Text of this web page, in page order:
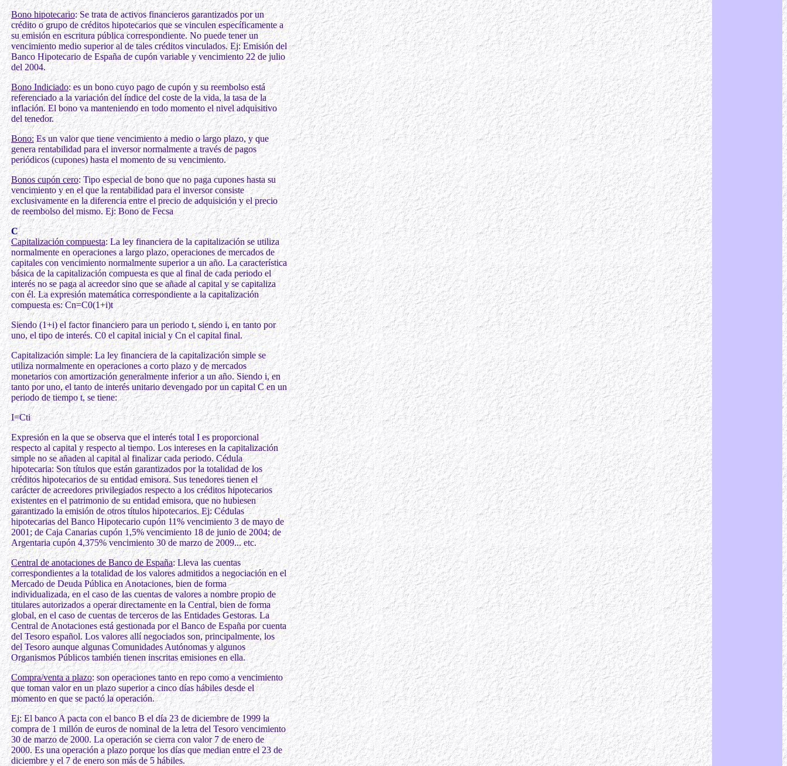
Bono hipotecario: Se trata de activos financieros garantizados por un
crédito o grupo de créditos hipotecarios que se vinculen específicamente a
su emisión en escritura pública correspondiente. No puede tener un
vencimiento medio superior al de tales créditos vinculados. Ej: Emisión del
Banco Hipotecario de España de cupón variable y vencimiento 22 de julio
del 2004.
Bono Indiciado: es un bono cuyo pago de cupón y su reembolso está
referenciado a la variación del índice del coste de la vida, la tasa de la
inflación. El bono va manteniendo en todo momento el nivel adquisitivo
del tenedor.
Bono:Es un valor que tiene vencimiento a medio o largo plazo, y que
genera rentabilidad para el inversor normalmente a través de pagos
periódicos (cupones) hasta el momento de su vencimiento.
Bonos cupón cero: Tipo especial de bono que no paga cupones hasta su
vencimiento y en el que la rentabilidad para el inversor consiste
exclusivamente en la diferencia entre el precio de adquisición y el precio
de reembolso del mismo. Ej: Bono de Fecsa
C
Capitalización compuesta: La ley financiera de la capitalización se utiliza
normalmente en operaciones a largo plazo, operaciones de mercados de
capitales con vencimiento normalmente superior a un año. La característica
básica de la capitalización compuesta es que al final de cada periodo el
interés no se paga al acreedor sino que se añade al capital y se capitaliza
con él. La expresión matemática correspondiente a la capitalización
compuesta es: Cn=C0(1+i)t
Siendo (1+i) el factor financiero para un periodo t, siendo i, en tanto por
uno, el tipo de interés. C0 el capital inicial y Cn el capital final.
Capitalización simple: La ley financiera de la capitalización simple se
utiliza normalmente en operaciones a corto plazo y de mercados
monetarios con amortización generalmente inferior a un año. Siendo i, en
tanto por uno, el tanto de interés unitario devengado por un capital C en un
periodo de tiempo t, se tiene:
I=Cti
Expresión en la que se observa que el interés total I es proporcional
respecto al capital y respecto al tiempo. Los intereses en la capitalización
simple no se añaden al capital al finalizar cada periodo. Cédula
hipotecaria: Son títulos que están garantizados por la totalidad de los
créditos hipotecarios de su entidad emisora. Sus tenedores tienen el
carácter de acreedores privilegiados respecto a los créditos hipotecarios
existentes en el patrimonio de su entidad emisora, que no hubiesen
garantizado la emisión de otros títulos hipotecarios. Ej: Cédulas
hipotecarias del Banco Hipotecario cupón 11% vencimiento 3 de mayo de
2001; de Caja Canarias cupón 1,5% vencimiento 18 de junio de 2004; de
Argentaria cupón 4,375% vencimiento 30 de marzo de 2009... etc.
Central de anotaciones de Banco de España: Lleva las cuentas
correspondientes a la totalidad de los valores admitidos a negociación en el
Mercado de Deuda Pública en Anotaciones, bien de forma
individualizada, en el caso de las cuentas de valores a nombre propio de
titulares autorizados a operar directamente en la Central, bien de forma
global, en el caso de cuentas de terceros de las Entidades Gestoras. La
Central de Anotaciones está gestionada por el Banco de España por cuenta
del Tesoro español. Los valores allí negociados son, principalmente, los
del Tesoro aunque algunas Comunidades Autónomas y algunos
Organismos Públicos también tienen inscritas emisiones en ella.
Compra/venta a plazo: son operaciones tanto en repo como a vencimiento
que toman valor en un plazo superior a cinco días hábiles desde el
momento en que se pactó la operación.
Ej: El banco A pacta con el banco B el día 23 de diciembre de 1999 la
compra de 1 millón de euros de nominal de la letra del Tesoro vencimiento
30 de marzo de 2000. La operación se cierra con valor 7 de enero de
2000. Es una operación a plazo porque los días que median entre el 23 de
diciembre y el 7 de enero son más de 5 hábiles.